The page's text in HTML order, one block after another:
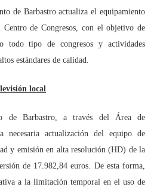
de Barbastro actualiza el equipamiento
de Congresos, con el objetivo de
todo tipo de congresos y actividades
estándares de calidad.
local
de Barbastro, a través del Área de
necesaria actualización del equipo de
y emisión en alta resolución (HD) de la
de 17.982,84 euros. De esta forma,
a la limitación temporal en el uso de